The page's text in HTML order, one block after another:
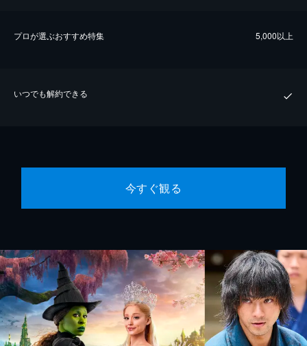
プロが選ぶおすすめ特集 5,000以上
いつでも解約できる
今すぐ観る